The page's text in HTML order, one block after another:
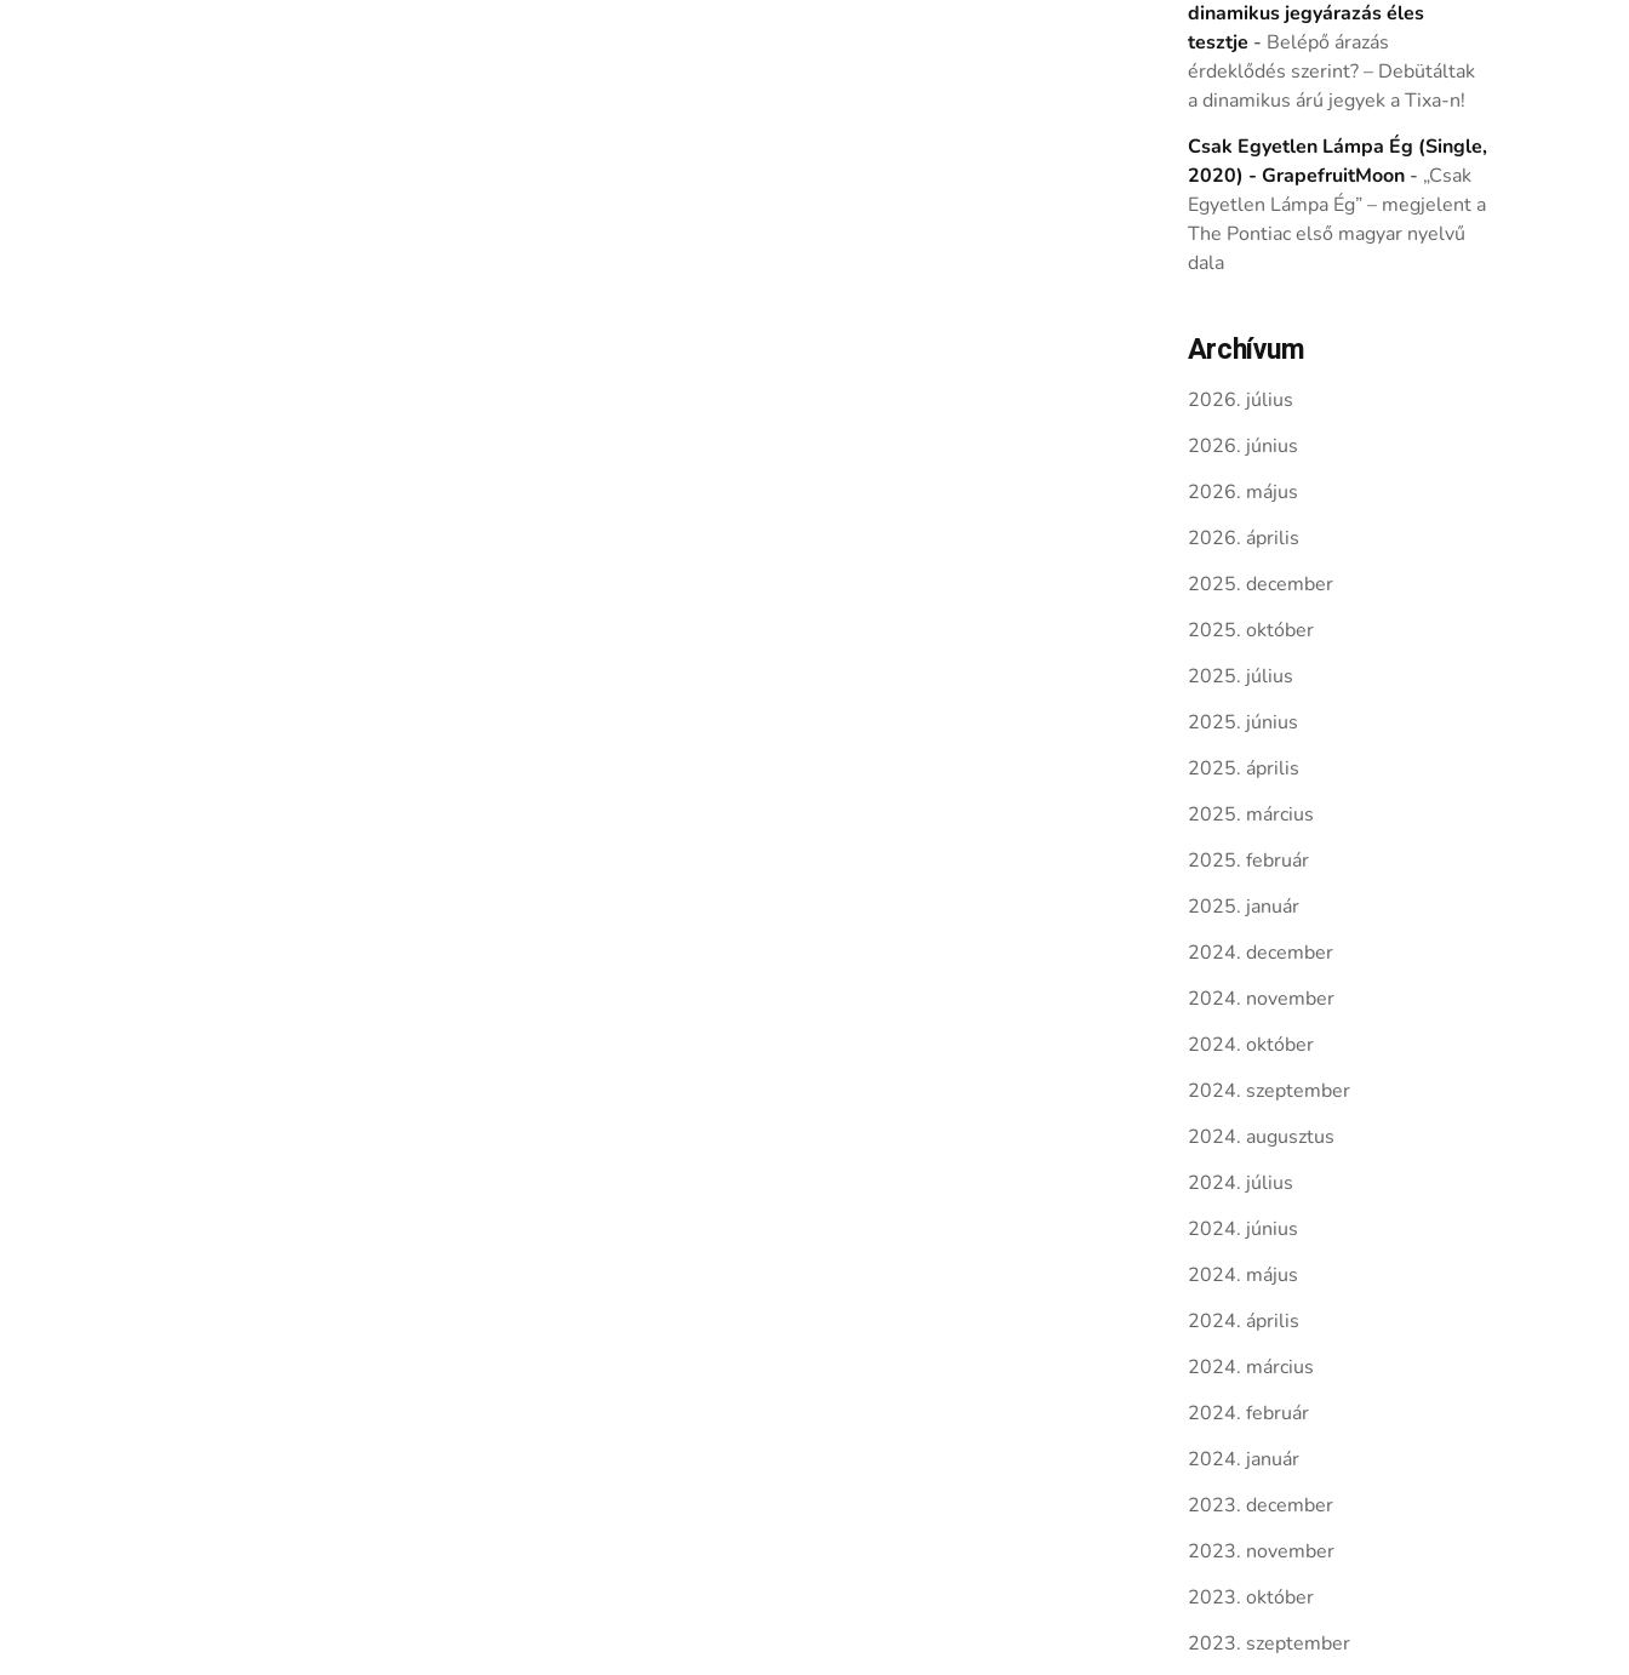
dinamikus jegyárazás éles
tesztje - Belépő árazás
érdeklődés szerint? – Debütáltak
a dinamikus árú jegyek a Tixa-n!
Csak Egyetlen Lámpa Ég (Single,
2020) - GrapefruitMoon- „Csak
Egyetlen Lámpa Ég” – megjelent a
The Pontiac első magyar nyelvű
dala
Archívum
2026. július
2026. június
2026. május
2026. április
2025. december
2025. október
2025. július
2025. június
2025. április
2025. március
2025. február
2025. január
2024. december
2024. november
2024. október
2024. szeptember
2024. augusztus
2024. július
2024. június
2024. május
2024. április
2024. március
2024. február
2024. január
2023. december
2023. november
2023. október
2023. szeptember